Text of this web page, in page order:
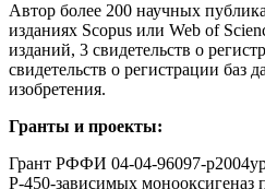
Автор более 200 научных
изданиях Scopus или Web of
изданий, 3 свидетельств о
свидетельств о регистрации баз
изобретения.
Гранты и проекты:
Грант РФФИ 04-04-96097-
Р-450-зависимых монооксигеназ